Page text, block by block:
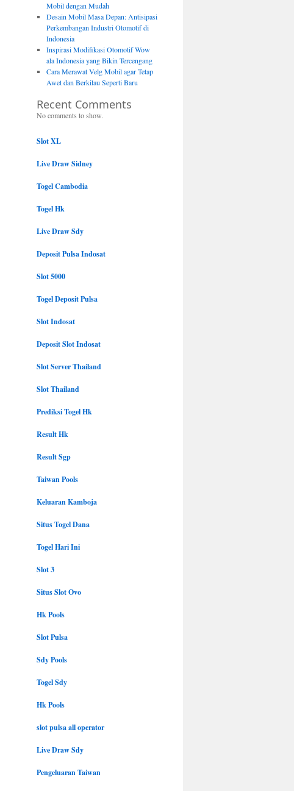
Mobil dengan Mudah
Desain Mobil Masa Depan: Antisipasi
Perkembangan Industri Otomotif di
Indonesia
Inspirasi Modifikasi Otomotif Wow
ala Indonesia yang Bikin Tercengang
Cara Merawat Velg Mobil agar Tetap
Awet dan Berkilau Seperti Baru
Recent Comments
No comments to show.
Slot XL
Live Draw Sidney
Togel Cambodia
Togel Hk
Live Draw Sdy
Deposit Pulsa Indosat
Slot 5000
Togel Deposit Pulsa
Slot Indosat
Deposit Slot Indosat
Slot Server Thailand
Slot Thailand
Prediksi Togel Hk
Result Hk
Result Sgp
Taiwan Pools
Keluaran Kamboja
Situs Togel Dana
Togel Hari Ini
Slot 3
Situs Slot Ovo
Hk Pools
Slot Pulsa
Sdy Pools
Togel Sdy
Hk Pools
slot pulsa all operator
Live Draw Sdy
Pengeluaran Taiwan